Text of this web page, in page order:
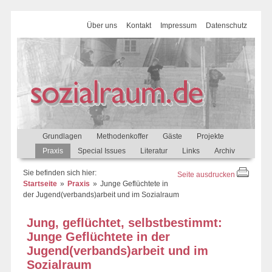
Über uns Kontakt Impressum Datenschutz
Grundlagen Methodenkoffer Gäste
Projekte
Praxis
Special Issues Literatur Links Archiv
Seite ausdrucken
Sie befinden sich hier:
Startseite
Praxis
Junge Geflüchtete in
der Jugend(verbands)arbeit und im Sozialraum
Jung, geflüchtet, selbstbestimmt:
Junge Geflüchtete in der
Jugend(verbands)arbeit und im
Sozialraum